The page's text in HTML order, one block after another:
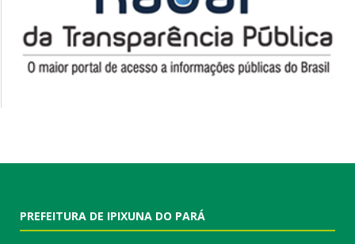
PREFEITURA DE IPIXUNA DO PARÁ